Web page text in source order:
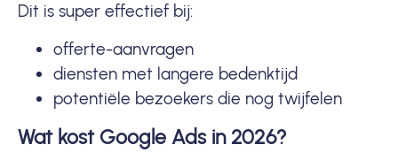
Dit is super effectief bij:
offerte-aanvragen
diensten met langere bedenktijd
potentiële bezoekers die nog twijfelen
Wat kost Google Ads in 2026?